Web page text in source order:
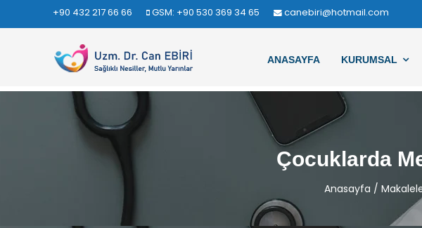
+90 432 217 66 66 GSM: +90 530 369 34 65 canebiri@hotmail.com
ANASAYFA KURUMSAL
Çocuklarda
Anasayfa /